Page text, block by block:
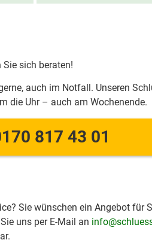
sich beraten!
auch im Notfall. Unseren
die Uhr – auch am Wochenende.
817 43 01
Sie wünschen ein Angebot für
uns per E-Mail an